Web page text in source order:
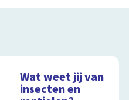
Wat weet jij van
insecten en